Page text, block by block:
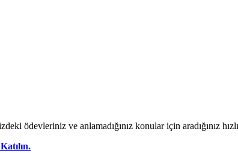
ödevleriniz ve anlamadığınız konular için aradığınız